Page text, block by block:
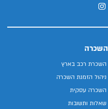
השכרה
השכרת רכב בארץ
ניהול הזמנת השכרה
השכרה עסקית
שאלות ותשובות